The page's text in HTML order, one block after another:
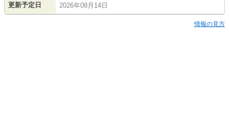
更新予定日 2026年08月14日
情報の見方